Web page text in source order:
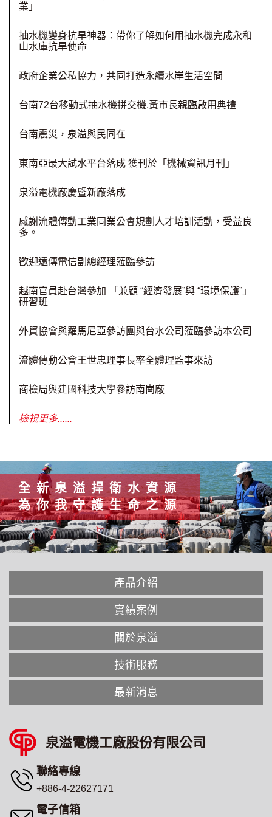
業」
抽水機變身抗旱神器：帶你了解如何用抽水機完成永和
山水庫抗旱使命
政府企業公私協力，共同打造永續水岸生活空間
台南72台移動式抽水機拼交機,黃市長親臨啟用典禮
台南震災，泉溢與民同在
東南亞最大試水平台落成 獲刊於「機械資訊月刊」
泉溢電機廠慶暨新廠落成
感謝流體傳動工業同業公會規劃人才培訓活動，受益良
多。
歡迎遠傳電信副總經理蒞臨參訪
越南官員赴台灣參加 「兼顧 “經濟發展”與 “環境保護”」
研習班
外貿協會與羅馬尼亞參訪團與台水公司蒞臨參訪本公司
流體傳動公會王世忠理事長率全體理監事來訪
商檢局與建國科技大學參訪南崗廠
檢視更多......
全新泉溢捍衛水資源
為你我守護生命之源
產品介紹
實績案例
關於泉溢
技術服務
最新消息
泉溢電機工廠股份有限公司
聯絡專線
+886-4-22627171
電子信箱